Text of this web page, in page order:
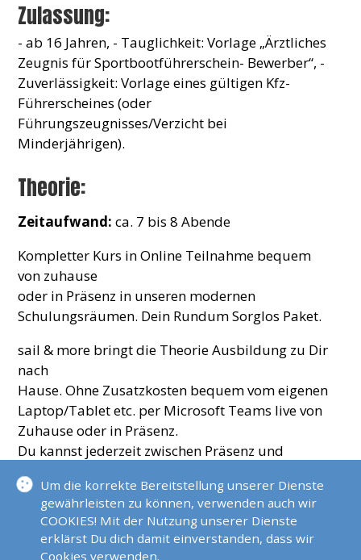
Zulassung:
- ab 16 Jahren, - Tauglichkeit: Vorlage „Ärztliches
Zeugnis für Sportbootführerschein- Bewerber“, -
Zuverlässigkeit: Vorlage eines gültigen Kfz-
Führerscheines (oder
Führungszeugnisses/Verzicht bei
Minderjährigen).
Theorie:
Zeitaufwand: ca. 7 bis 8 Abende
Kompletter Kurs in Online Teilnahme bequem
von zuhause
oder in Präsenz in unseren modernen
Schulungsräumen. Dein Rundum Sorglos Paket.
sail & more bringt die Theorie Ausbildung zu Dir
nach
Hause. Ohne Zusatzkosten bequem vom eigenen
Laptop/Tablet etc. per Microsoft Teams live von
Zuhause oder in Präsenz.
Du kannst jederzeit zwischen Präsenz und
werden aufgezeichnet und stehen Dir bis zu
Deiner Prüfung zur Verfügung. Somit
verpasst Du nichts.
Um die korrekte Bereitstellung unserer Dienste
gewährleisten zu können, verwenden auch wir
COOKIES! Mit der Nutzung unserer Dienste
erklärst Du dich damit einverstanden, dass wir
Cookies verwenden.